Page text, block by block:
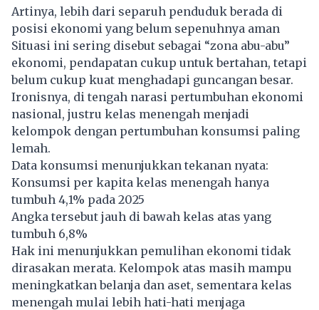
Artinya, lebih dari separuh penduduk berada di
posisi ekonomi yang belum sepenuhnya aman
Situasi ini sering disebut sebagai “zona abu-abu”
ekonomi, pendapatan cukup untuk bertahan, tetapi
belum cukup kuat menghadapi guncangan besar.
Ironisnya, di tengah narasi pertumbuhan ekonomi
nasional, justru kelas menengah menjadi
kelompok dengan pertumbuhan konsumsi paling
lemah.
Data konsumsi menunjukkan tekanan nyata:
Konsumsi per kapita kelas menengah hanya
tumbuh 4,1% pada 2025
Angka tersebut jauh di bawah kelas atas yang
tumbuh 6,8%
Hak ini menunjukkan pemulihan ekonomi tidak
dirasakan merata. Kelompok atas masih mampu
meningkatkan belanja dan aset, sementara kelas
menengah mulai lebih hati-hati menjaga